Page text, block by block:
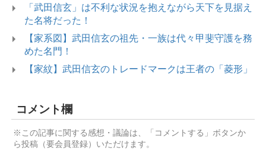
「武田信玄」は不利な状況を抱えながら天下を見据え
た名将だった！
【家系図】武田信玄の祖先・一族は代々甲斐守護を務
めた名門！
【家紋】武田信玄のトレードマークは王者の「菱形」
コメント欄
※この記事に関する感想・議論は、「コメントする」ボタンか
ら投稿（要会員登録）いただけます。